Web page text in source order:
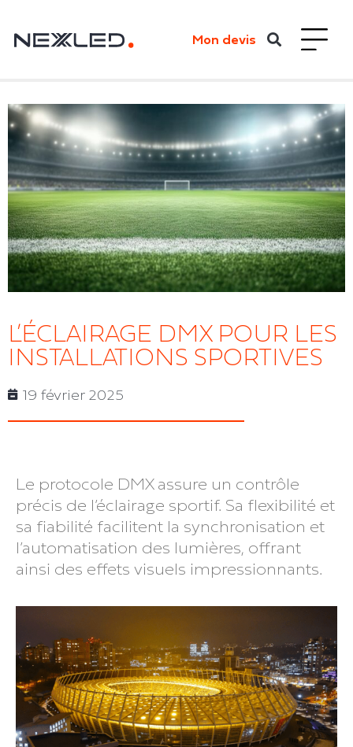
Mon devis
L’ÉCLAIRAGE DMX POUR LES
INSTALLATIONS SPORTIVES
19 février 2025
Le protocole DMX assure un contrôle
précis de l’éclairage sportif. Sa flexibilité et
sa fiabilité facilitent la synchronisation et
l’automatisation des lumières, offrant
ainsi des effets visuels impressionnants.